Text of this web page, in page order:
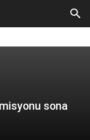
sona